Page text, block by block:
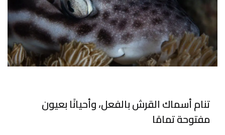
تنام أسماك القرش بالفعل، وأحيانًا بعيون
مفتوحة تمامًا